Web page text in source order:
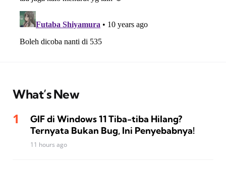
What’s New
GIF di Windows 11 Tiba-tiba Hilang?
Ternyata Bukan Bug, Ini Penyebabnya!
11 hours ago